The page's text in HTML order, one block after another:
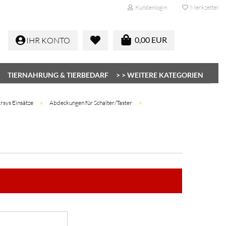
Kundenlogin Merkzettel
0,00 EUR
IHR KONTO
TIERNAHRUNG & TIERBEDARF > > WEITERE KATEGORIEN
Einsätze » Abdeckungen für Schalter/Taster »